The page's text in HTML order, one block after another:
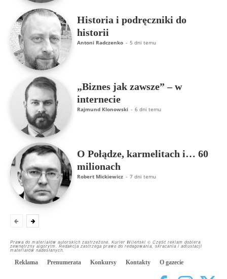
Historia i podręczniki do
historii
Antoni Radczenko - 5 dni temu
„Biznes jak zawsze” – w
internecie
Rajmund Klonowski - 6 dni temu
O Połądze, karmelitach i… 60
milionach
Robert Mickiewicz - 7 dni temu
Prawa do materiałów autorskich zastrzeżone. Kurier Wileński © Część reklam dobiera
zewnętrzny algorytm. Redakcja zastrzega prawo do redagowania, skracania i adiustacji
materiałów nadesłanych.
Reklama Prenumerata Konkursy Kontakty O gazecie